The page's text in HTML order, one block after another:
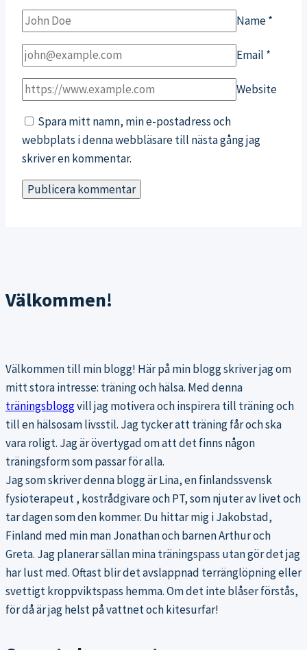
Name*
Email *
Website
Spara mitt namn, min e-postadress och
webbplats i denna webbläsare till nästa gång jag
skriver en kommentar.
Välkommen!
Välkommen till min blogg! Här på min blogg skriver jag om
mitt stora intresse: träning och hälsa. Med denna
träningsbloggvill jag motivera och inspirera till träning och
till en hälsosam livsstil. Jag tycker att träning får och ska
vara roligt. Jag är övertygad om att det finns någon
träningsform som passar för alla.
Jag som skriver denna blogg är Lina, en finlandssvensk
fysioterapeut , kostrådgivare och PT, som njuter av livet och
tar dagen som den kommer. Du hittar mig i Jakobstad,
Finland med min man Jonathan och barnen Arthur och
Greta. Jag planerar sällan mina träningspass utan gör det jag
har lust med. Oftast blir det avslappnad terränglöpning eller
svettigt kroppviktspass hemma. Om det inte blåser förstås,
för då är jag helst på vattnet och kitesurfar!